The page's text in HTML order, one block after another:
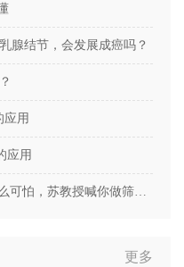
腺结节，会发展成癌吗？
应用
应用
更多